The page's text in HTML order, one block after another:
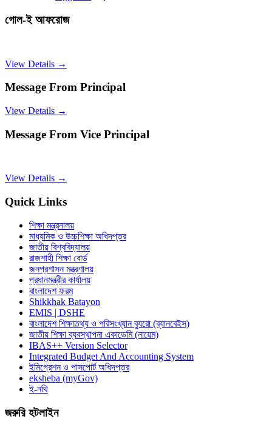
গোল-ই আফরোজ
View Details →
Message From Principal
View Details →
Message From Vice Principal
View Details →
Quick Links
শিক্ষা মন্ত্রনালয়
মাধ্যমিক ও উচ্চশিক্ষা অধিদপ্তর
জাতীয় বিশ্ববিদ্যালয়
রাজশাহী শিক্ষা বোর্ড
জনপ্রশাসন মন্ত্রণালয়
প্রধানমন্ত্রীর কার্যালয়
বাংলাদেশ ফরম
Shikkhak Batayon
EMIS | DSHE
বাংলাদেশ শিক্ষাতথ্য ও পরিসংখ্যান ব্যুরো (ব্যানবেইস)
জাতীয় শিক্ষা ব্যবস্থাপনা একাডেমি (নায়েম)
IBAS++ Version Selector
Integrated Budget And Accounting System
ইমিগ্রেশন ও পাসপোর্ট অধিদপ্তর
eksheba (myGov)
ই-নথি
জরুরি হটলাইন